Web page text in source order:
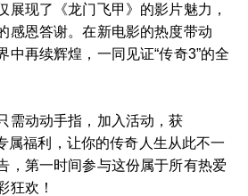
展现了《龙门飞甲》的影片魅力，
感恩答谢。在新电影的热度带动
中再续辉煌，一同见证“传奇3”的全
需动动手指，加入活动，获
属福利，让你的传奇人生从此不一
，第一时间参与这份属于所有热爱
狂欢！